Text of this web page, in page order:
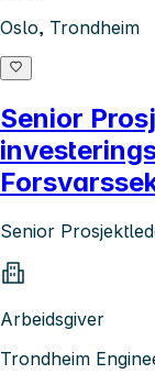
Oslo, Trondheim
Senior
Senior
Arbeidsgiver
Trondheim